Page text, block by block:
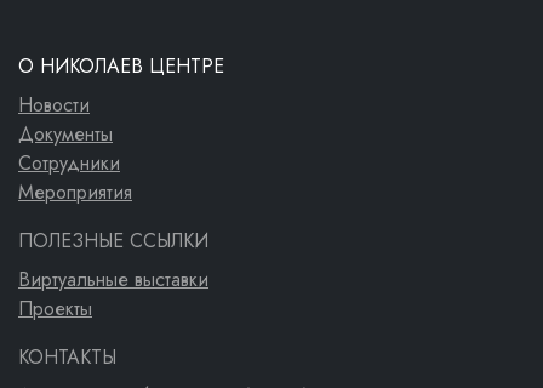
О НИКОЛАЕВ ЦЕНТРЕ
Новости
Документы
Сотрудники
Мероприятия
ПОЛЕЗНЫЕ ССЫЛКИ
Виртуальные выставки
Проекты
КОНТАКТЫ